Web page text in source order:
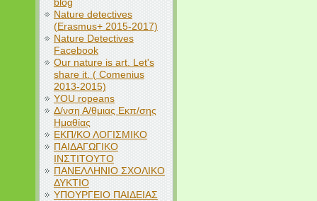
Nature detectives
(Erasmus+ 2015-2017)
Nature Detectives
Facebook
Our nature is art. Let's
share it. ( Comenius
2013-2015)
YOU ropeans
Δ/νση Α/θμιας Εκπ/σης
Ημαθίας
ΕΚΠ/ΚΟ ΛΟΓΙΣΜΙΚΟ
ΠΑΙΔΑΓΩΓΙΚΟ
ΙΝΣΤΙΤΟΥΤΟ
ΠΑΝΕΛΛΗΝΙΟ ΣΧΟΛΙΚΟ
ΔΥΚΤΙΟ
ΥΠΟΥΡΓΕΙΟ ΠΑΙΔΕΙΑΣ